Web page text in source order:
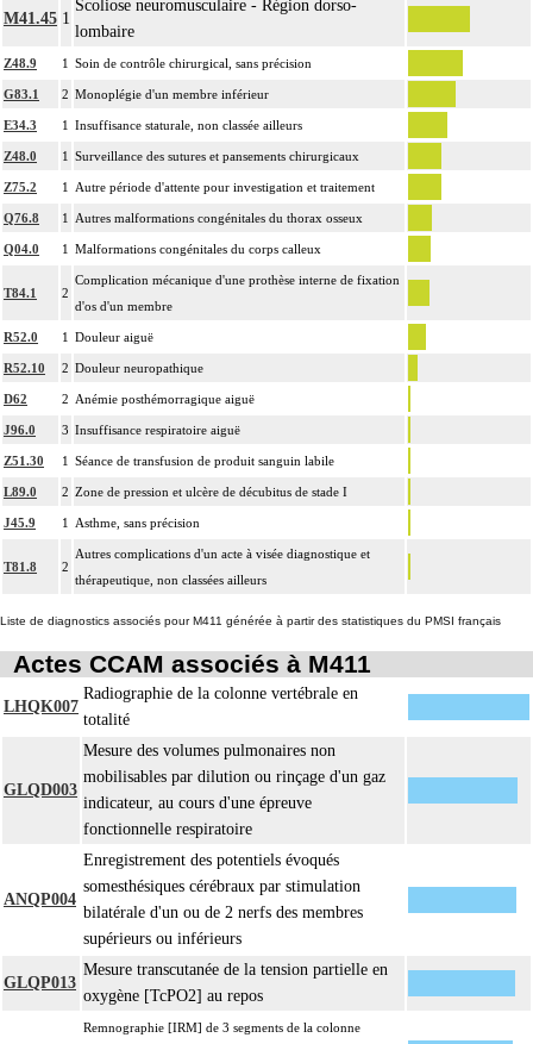
M41.45 1
Scoliose neuromusculaire - Région dorso-
lombaire
Z48.9 1 Soin de contrôle chirurgical, sans précision
G83.1 2 Monoplégie d'un membre inférieur
E34.3 1 Insuffisance staturale, non classée ailleurs
Z48.0 1 Surveillance des sutures et pansements chirurgicaux
Z75.2 1 Autre période d'attente pour investigation et traitement
Q76.8 1 Autres malformations congénitales du thorax osseux
Q04.0 1 Malformations congénitales du corps calleux
T84.1 2
Complication mécanique d'une prothèse interne de fixation
d'os d'un membre
R52.0 1 Douleur aiguë
R52.10 2 Douleur neuropathique
D62 2 Anémie posthémorragique aiguë
J96.0 3 Insuffisance respiratoire aiguë
Z51.30 1 Séance de transfusion de produit sanguin labile
L89.0 2 Zone de pression et ulcère de décubitus de stade I
J45.9 1 Asthme, sans précision
T81.8 2
Autres complications d'un acte à visée diagnostique et
thérapeutique, non classées ailleurs
Liste de diagnostics associés pour M411 générée à partir des statistiques du PMSI français
Actes CCAM associés à M411
LHQK007
Radiographie de la colonne vertébrale en
totalité
GLQD003
Mesure des volumes pulmonaires non
mobilisables par dilution ou rinçage d'un gaz
indicateur, au cours d'une épreuve
fonctionnelle respiratoire
ANQP004
Enregistrement des potentiels évoqués
somesthésiques cérébraux par stimulation
bilatérale d'un ou de 2 nerfs des membres
supérieurs ou inférieurs
GLQP013
Mesure transcutanée de la tension partielle en
oxygène [TcPO2] au repos
Remnographie [IRM] de 3 segments de la colonne